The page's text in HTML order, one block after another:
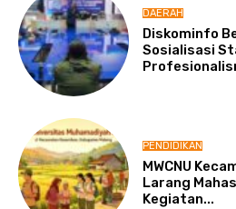
DAERAH
Diskominfo
Sosialisasi
PENDIDIKAN
MWCNU
Larang
Kegiatan...